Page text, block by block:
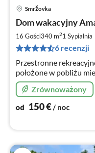
Smržovka
Dom wakacyjny
16 Gości340 m21 Sypialnia
6 recenzji
Przestronne
położone w pobliżu
terenie gminy Nová
powiecie Jablonec nad
Zrównoważony
od 150€/ noc